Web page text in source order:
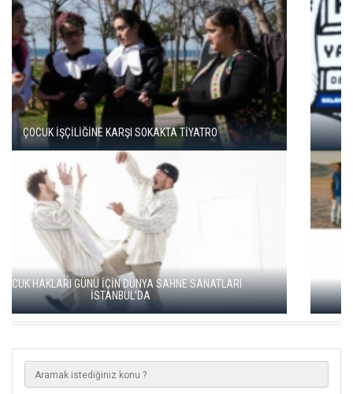
TÜRKAN ŞORAY VE CAHİT BERKAY, 'SELVİ BOYLUM AL
YAZMALIM’I BİRLİKTE İZLEDİ
ÖDÜLLÜ FİLMLER İLK KEZ AYVALIK FİLM FESTİVALİ’NDE